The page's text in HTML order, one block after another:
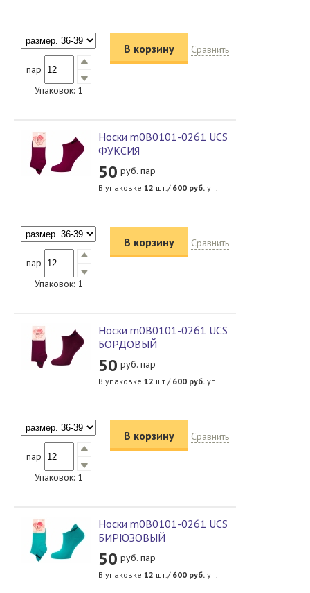
пар
Упаковок: 1
В корзину Сравнить
Носки m0B0101-0261 UCS
ФУКСИЯ
50 руб. пар
В упаковке 12 шт./ 600 руб. уп.
пар
Упаковок: 1
В корзину Сравнить
Носки m0B0101-0261 UCS
БОРДОВЫЙ
50 руб. пар
В упаковке 12 шт./ 600 руб. уп.
пар
Упаковок: 1
В корзину Сравнить
Носки m0B0101-0261 UCS
БИРЮЗОВЫЙ
50 руб. пар
В упаковке 12 шт./ 600 руб. уп.